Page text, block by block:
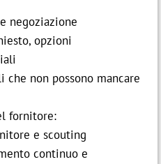
negoziazione
opzioni
non possono mancare
fornitore:
e scouting
continuo e